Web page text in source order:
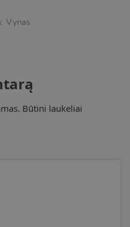
Vynas
Būtini laukeliai